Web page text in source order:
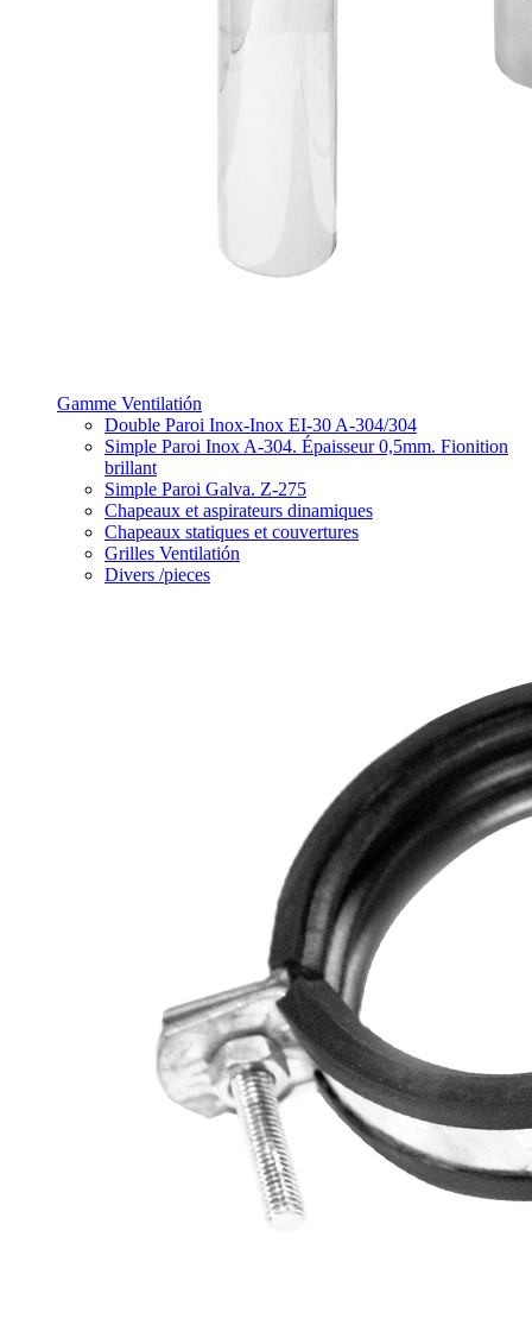
Gamme Ventilatión
Double Paroi Inox-Inox EI-30 A-304/304
Simple Paroi Inox A-304. Épaisseur 0,5mm. Fionition
brillant
Simple Paroi Galva. Z-275
Chapeaux et aspirateurs dinamiques
Chapeaux statiques et couvertures
Grilles Ventilatión
Divers /pieces